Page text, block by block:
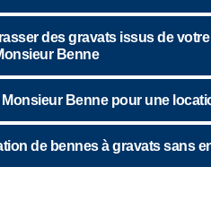
des gravats issus de
Benne
Benne pour une
de bennes à gravats sans